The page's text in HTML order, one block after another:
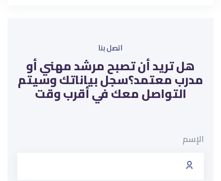
اتصل بنا
هل تريد أن تصبح مرشد مهني أو
مدرب معتمد؟سجل بياناتك وسيتم
التواصل معك في أقرب وقت
الإسم